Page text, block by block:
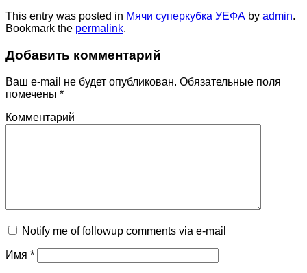
This entry was posted in Мячи суперкубка УЕФА by admin.
Bookmark the permalink.
Добавить комментарий
Ваш e-mail не будет опубликован. Обязательные поля
помечены *
Комментарий
Notify me of followup comments via e-mail
Имя *